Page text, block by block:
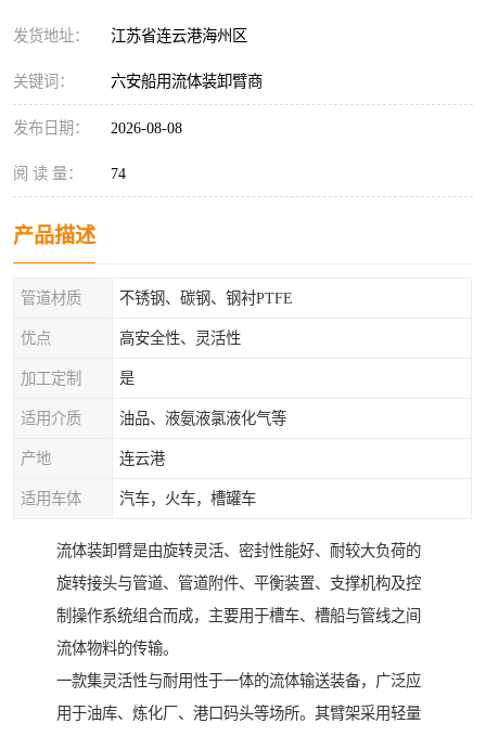
发货地址： 江苏省连云港海州区
关键词： 六安船用流体装卸臂商
发布日期： 2026-08-08
阅 读 量： 74
产品描述
管道材质 不锈钢、碳钢、钢衬PTFE
优点 高安全性、灵活性
加工定制 是
适用介质 油品、液氨液氯液化气等
产地 连云港
适用车体 汽车，火车，槽罐车
流体装卸臂是由旋转灵活、密封性能好、耐较大负荷的
旋转接头与管道、管道附件、平衡装置、支撑机构及控
制操作系统组合而成，主要用于槽车、槽船与管线之间
流体物料的传输。
一款集灵活性与耐用性于一体的流体输送装备，广泛应
用于油库、炼化厂、港口码头等场所。其臂架采用轻量